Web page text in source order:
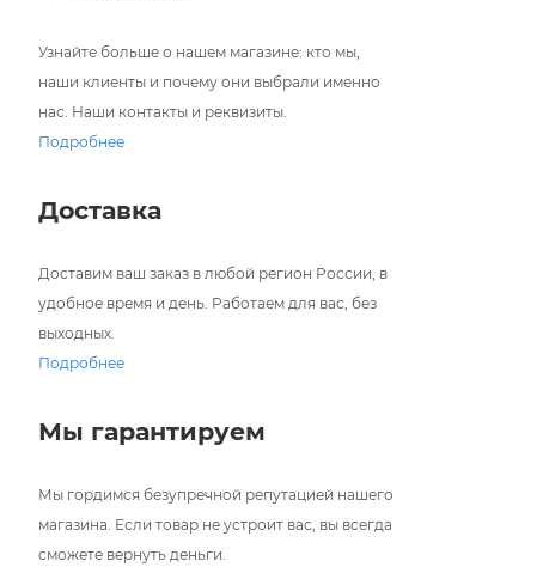
Узнайте больше о нашем магазине: кто мы,
наши клиенты и почему они выбрали именно
нас. Наши контакты и реквизиты.
Подробнее
Доставка
Доставим ваш заказ в любой регион России, в
удобное время и день. Работаем для вас, без
выходных.
Подробнее
Мы гарантируем
Мы гордимся безупречной репутацией нашего
магазина. Если товар не устроит вас, вы всегда
сможете вернуть деньги.